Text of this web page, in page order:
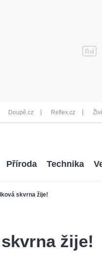
Doupě.cz Reflex.cz
skvrna žije!
Příroda Technika
žije!